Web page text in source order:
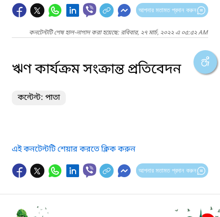
আপনার মতামত প্রদান করুন
কনটেন্টটি শেষ হাল-নাগাদ করা হয়েছে: রবিবার, ২৭ মার্চ, ২০২২ এ ০৫:৫২ AM
ঋণ কার্যক্রম সংক্রান্ত প্রতিবেদন
কন্টেন্ট: পাতা
এই কনটেন্টটি শেয়ার করতে ক্লিক করুন
আপনার মতামত প্রদান করুন